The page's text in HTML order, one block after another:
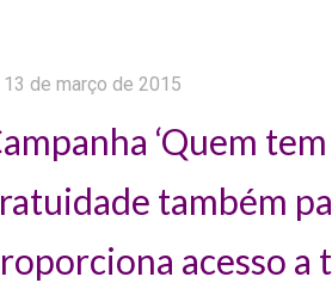
13 de março de 2015
‘Quem
também
acesso